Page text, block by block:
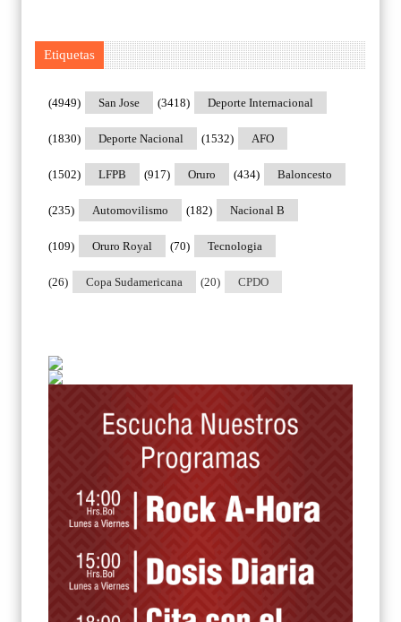
Etiquetas
San Jose
(4949) Deporte Internacional
(3418)
Deporte Nacional
(1830) AFO
(1532)
LFPB
(1502) Oruro
(917) Baloncesto
(434)
Automovilismo
(235) Nacional B
(182)
Oruro Royal
(109) Tecnologia
(70)
Copa Sudamericana
(26) CPDO
(20)